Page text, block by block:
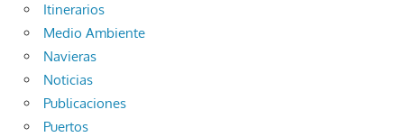
Itinerarios
Medio Ambiente
Navieras
Noticias
Publicaciones
Puertos